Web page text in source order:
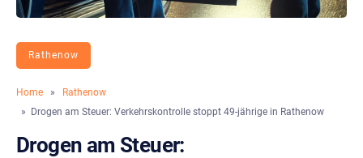
Rathenow
Home »
Rathenow
» Drogen am Steuer: Verkehrskontrolle stoppt 49-jährige in Rathenow
Drogen am Steuer: